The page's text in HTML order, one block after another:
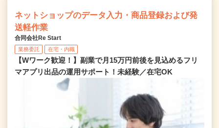
ネットショップのデータ入力・商品登録および発
送軽作業
合同会社Re Start
業務委託 在宅・内職
【Wワーク歓迎！】副業で月15万円前後を見込めるフリ
マアプリ出品の運用サポート！未経験／在宅OK